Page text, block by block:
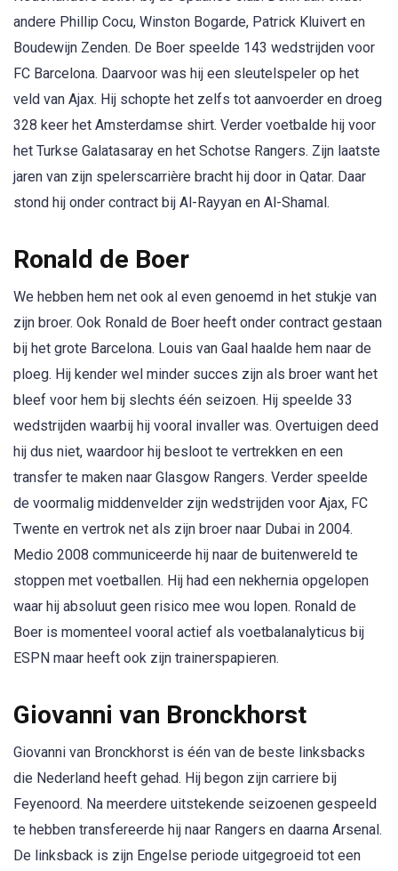
andere Phillip Cocu, Winston Bogarde, Patrick Kluivert en
Boudewijn Zenden. De Boer speelde 143 wedstrijden voor
FC Barcelona. Daarvoor was hij een sleutelspeler op het
veld van Ajax. Hij schopte het zelfs tot aanvoerder en droeg
328 keer het Amsterdamse shirt. Verder voetbalde hij voor
het Turkse Galatasaray en het Schotse Rangers. Zijn laatste
jaren van zijn spelerscarrière bracht hij door in Qatar. Daar
stond hij onder contract bij Al-Rayyan en Al-Shamal.
Ronald de Boer
We hebben hem net ook al even genoemd in het stukje van
zijn broer. Ook Ronald de Boer heeft onder contract gestaan
bij het grote Barcelona. Louis van Gaal haalde hem naar de
ploeg. Hij kender wel minder succes zijn als broer want het
bleef voor hem bij slechts één seizoen. Hij speelde 33
wedstrijden waarbij hij vooral invaller was. Overtuigen deed
hij dus niet, waardoor hij besloot te vertrekken en een
transfer te maken naar Glasgow Rangers. Verder speelde
de voormalig middenvelder zijn wedstrijden voor Ajax, FC
Twente en vertrok net als zijn broer naar Dubai in 2004.
Medio 2008 communiceerde hij naar de buitenwereld te
stoppen met voetballen. Hij had een nekhernia opgelopen
waar hij absoluut geen risico mee wou lopen. Ronald de
Boer is momenteel vooral actief als voetbalanalyticus bij
ESPN maar heeft ook zijn trainerspapieren.
Giovanni van Bronckhorst
Giovanni van Bronckhorst is één van de beste linksbacks
die Nederland heeft gehad. Hij begon zijn carriere bij
Feyenoord. Na meerdere uitstekende seizoenen gespeeld
te hebben transfereerde hij naar Rangers en daarna Arsenal.
De linksback is zijn Engelse periode uitgegroeid tot een